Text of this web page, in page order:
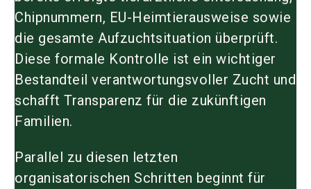
Chipnummern, EU-Heimtierausweise sowie
die gesamte Aufzuchtsituation überprüft.
Diese formale Kontrolle ist ein wichtiger
Bestandteil verantwortungsvoller Zucht und
schafft Transparenz für die zukünftigen
Familien.
Parallel zu diesen letzten
organisatorischen Schritten beginnt für